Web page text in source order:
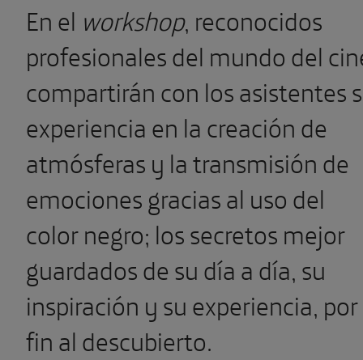
En el workshop, reconocidos
profesionales del mundo del
compartirán con los asistentes
experiencia en la creación de
atmósferas y la transmisión de
emociones gracias al uso del
color negro; los secretos mejor
guardados de su día a día, su
inspiración y su experiencia, por
fin al descubierto.